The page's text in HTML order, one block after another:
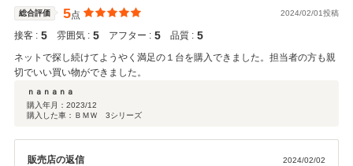
総合評価 5点 2024/02/01投稿
接客 : 5 雰囲気 : 5 アフター : 5 品質 : 5
ネットで探し続けてようやく満足の１台を購入できました。担当者の方も親
切でいい買い物ができました。
ｎａｎａｎａ
購入年月： 2023/12
購入した車：ＢＭＷ 3シリーズ
販売店の返信 2024/02/02